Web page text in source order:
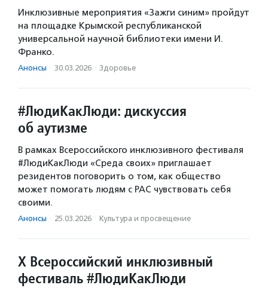
Инклюзивные мероприятия «Зажги синим» пройдут
на площадке Крымской республиканской
универсальной научной библиотеки имени И.
Франко.
Анонсы · 30.03.2026 · Здоровье
#ЛюдиКакЛюди: дискуссия
об аутизме
В рамках Всероссийского инклюзивного фестиваля
#ЛюдиКакЛюди «Среда своих» приглашает
резидентов поговорить о том, как общество
может помогать людям с РАС чувствовать себя
своими.
Анонсы · 25.03.2026 · Культура и просвещение
X Всероссийский инклюзивный
фестиваль #ЛюдиКакЛюди